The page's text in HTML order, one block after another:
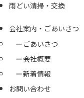
雨どい清掃・交換
会社案内・ごあいさつ
ごあいさつ
会社概要
新着情報
お問い合わせ